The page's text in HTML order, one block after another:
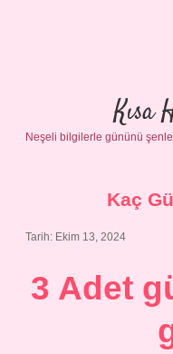
Kısa
Neşeli bilgilerle gününü
Kaç
Tarih: Ekim 13, 2024
3 Adet